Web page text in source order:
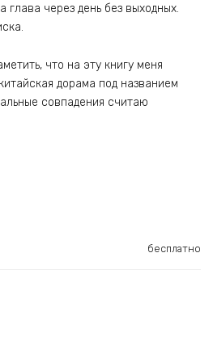
глава через день без выходных.
что на эту книгу меня
дорама под названием
совпадения считаю
бесплатно